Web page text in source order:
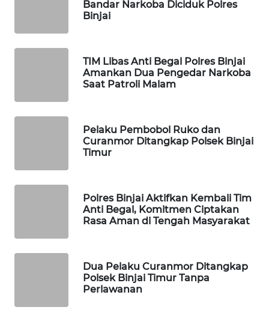
Bandar Narkoba Diciduk Polres
Binjai
TIM Libas Anti Begal Polres Binjai
Amankan Dua Pengedar Narkoba
Saat Patroli Malam
Pelaku Pembobol Ruko dan
Curanmor Ditangkap Polsek Binjai
Timur
Polres Binjai Aktifkan Kembali Tim
Anti Begal, Komitmen Ciptakan
Rasa Aman di Tengah Masyarakat
Dua Pelaku Curanmor Ditangkap
Polsek Binjai Timur Tanpa
Perlawanan
HUMBANG
ENERGI
NEWS